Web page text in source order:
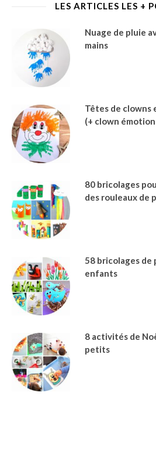
LES ARTICLES LES +
Nuage de pluie
mains
Têtes de clowns
(+ clown
80 bricolages
des rouleaux de
58 bricolages de
enfants
8 activités de
petits